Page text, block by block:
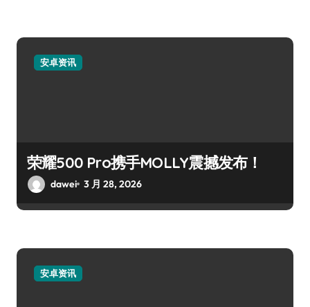
安卓资讯
荣耀500 Pro携手MOLLY震撼发布！
dawei 3 月 28, 2026
安卓资讯